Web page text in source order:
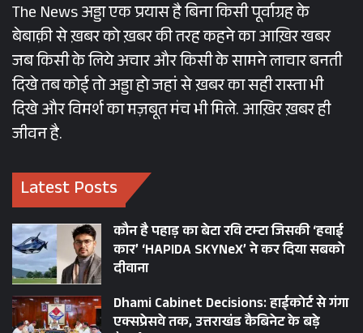
The News अड्डा एक प्रयास है बिना किसी पूर्वाग्रह के
बेबाक़ी से ख़बर को ख़बर की तरह कहने का आख़िर खबर
जब किसी के लिये अचार और किसी के सामने लाचार बनती
दिखे तब कोई तो अड्डा हो जहां से ख़बर का सही रास्ता भी
दिखे और विमर्श का मज़बूत मंच भी मिले. आख़िर ख़बर ही
जीवन है.
Latest Posts
कौन है पहाड़ का बेटा रवि टम्टा जिसकी ‘हवाई
कार’ ‘HAPIDA SKYNeX’ ने कर दिया सबको
दीवाना
Dhami Cabinet Decisions: हाईकोर्ट से गंगा
एक्सप्रेसवे तक, उत्तराखंड कैबिनेट के बड़े